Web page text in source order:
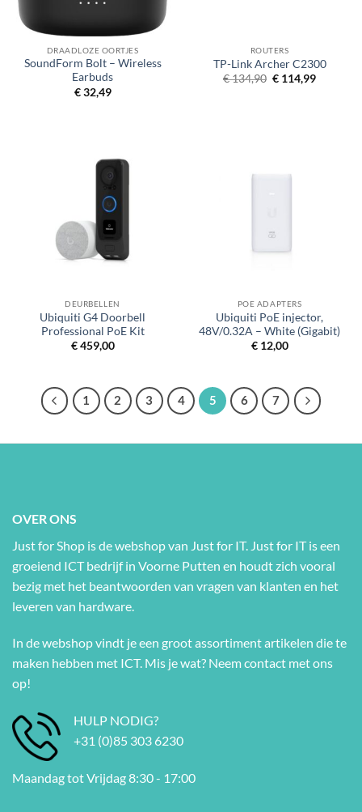
DRAADLOZE OORTJES
SoundForm Bolt – Wireless
Earbuds
€32,49
ROUTERS
TP-Link Archer C2300
€134,90 Oorspronkelijke
€ 114,99Huidige
DEURBELLEN
Ubiquiti G4 Doorbell
Professional PoE Kit
€459,00
POE ADAPTERS
Ubiquiti PoE injector,
48V/0.32A – White (Gigabit)
€12,00
1 2 3 4 5 6 7
OVER ONS
Just for Shop is de webshop van Just for IT. Just for IT is een
groeiend ICT bedrijf in Voorne Putten en houdt zich vooral
bezig met het beantwoorden van vragen van klanten en het
leveren van hardware.
In de webshop vindt je een groot assortiment artikelen die te
maken hebben met ICT. Mis je wat? Neem contact met ons
op!
HULP NODIG?
+31 (0)85 303 6230
Maandag tot Vrijdag 8:30 - 17:00